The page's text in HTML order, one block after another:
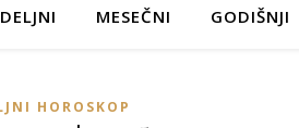
MESEČNI GODIŠNJI
HOROSKOP